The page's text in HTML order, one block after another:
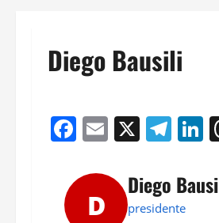
Diego Bausili
Facebook
Email
X
D
Diego
presidente